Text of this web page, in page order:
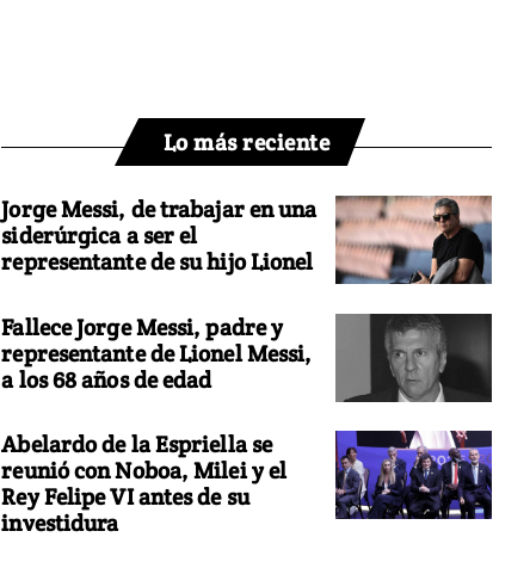
Lo más reciente
Jorge Messi, de trabajar en una
siderúrgica a ser el
representante de su hijo Lionel
Fallece Jorge Messi, padre y
representante de Lionel Messi,
a los 68 años de edad
Abelardo de la Espriella se
reunió con Noboa, Milei y el
Rey Felipe VI antes de su
investidura